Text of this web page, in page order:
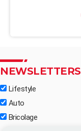
NEWSLETTERS
Lifestyle
Auto
Bricolage